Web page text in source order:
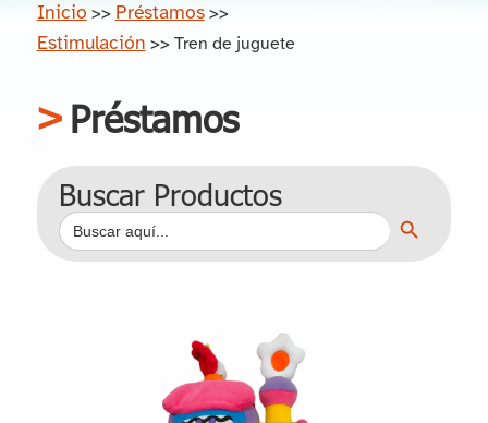
Inicio >> Préstamos >>
Estimulación >> Tren de juguete
Préstamos
Buscar Productos
Buscar: